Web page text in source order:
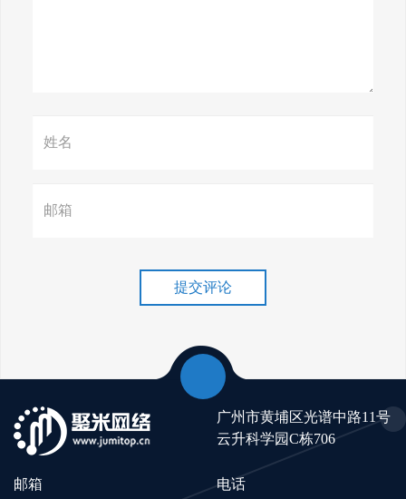
巧介绍！
提交评论
广州市黄埔区光谱中路11号
云升科学园C栋706
邮箱
电话